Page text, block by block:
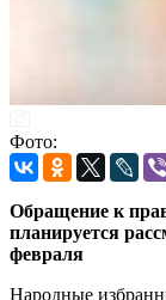
Фото:
Обращение к
планируется
февраля
Народные